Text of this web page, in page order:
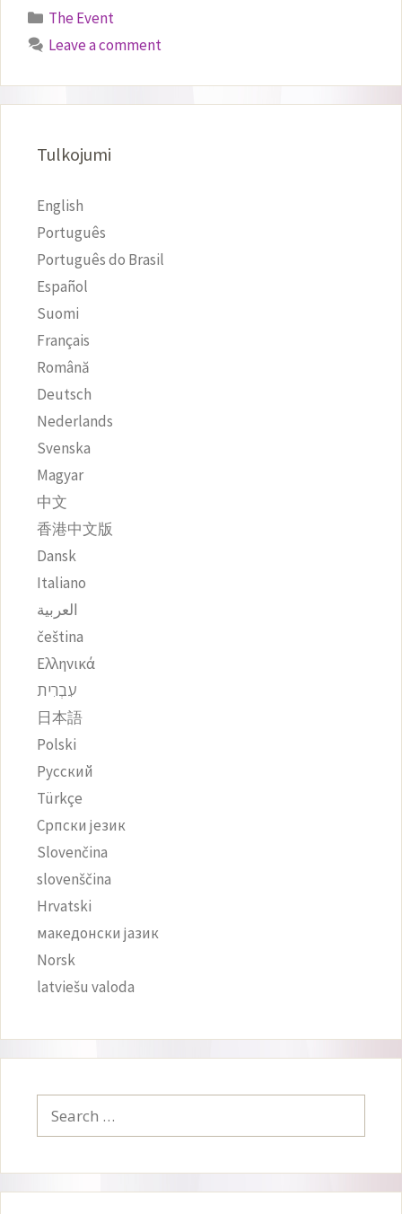
Categories
The Event
Leave a comment
Tulkojumi
English
Português
Português do Brasil
Español
Suomi
Français
Română
Deutsch
Nederlands
Svenska
Magyar
中文
香港中文版
Dansk
Italiano
العربية
čeština‎
Ελληνικά
עִבְרִית
日本語
Polski
Русский
Türkçe
Српски језик
Slovenčina
slovenščina
Hrvatski
македонски јазик
Norsk
latviešu valoda
for: